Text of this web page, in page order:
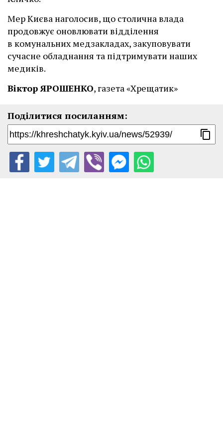
Мер Києва наголосив, що столична влада
продовжує оновлювати відділення
в комунальних медзакладах, закуповувати
сучасне обладнання та підтримувати наших
медиків.
Віктор ЯРОШЕНКО, газета «Хрещатик»